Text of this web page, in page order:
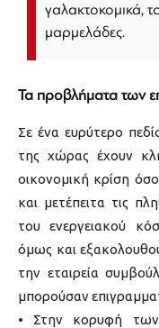
γαλακτοκομικά,
μαρμελάδες.
Τα προβλήματα των
Σε ένα ευρύτερο
της χώρας έχουν
οικονομική κρίση
και μετέπειτα τις
του ενεργειακού
όμως και
την εταιρεία
μπορούσαν
• Στην κορυφή